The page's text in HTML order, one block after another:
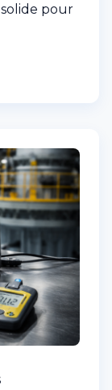
pour